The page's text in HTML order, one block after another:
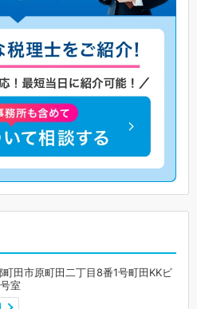
町田市原町田二丁目8番1号町田KKビ
室